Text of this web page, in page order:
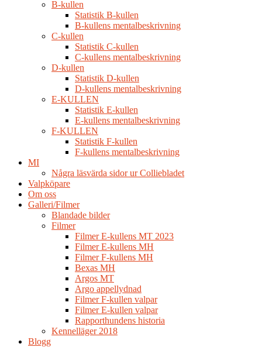
B-kullen
Statistik B-kullen
B-kullens mentalbeskrivning
C-kullen
Statistik C-kullen
C-kullens mentalbeskrivning
D-kullen
Statistik D-kullen
D-kullens mentalbeskrivning
E-KULLEN
Statistik E-kullen
E-kullens mentalbeskrivning
F-KULLEN
Statistik F-kullen
F-kullens mentalbeskrivning
MI
Några läsvärda sidor ur Colliebladet
Valpköpare
Om oss
Galleri/Filmer
Blandade bilder
Filmer
Filmer E-kullens MT 2023
Filmer E-kullens MH
Filmer F-kullens MH
Bexas MH
Argos MT
Argo appellydnad
Filmer F-kullen valpar
Filmer E-kullen valpar
Rapporthundens historia
Kennelläger 2018
Blogg